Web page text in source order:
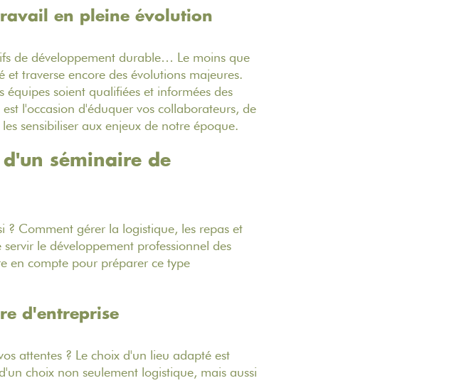
en pleine évolution
de développement durable… Le moins que
traverse encore des évolutions majeures.
soient qualifiées et informées des
l'occasion d'éduquer vos collaborateurs, de
sensibiliser aux enjeux de notre époque.
séminaire de
? Comment gérer la logistique, les repas et
le développement professionnel des
en compte pour préparer ce type
d'entreprise
attentes ? Le choix d'un lieu adapté est
choix non seulement logistique, mais aussi